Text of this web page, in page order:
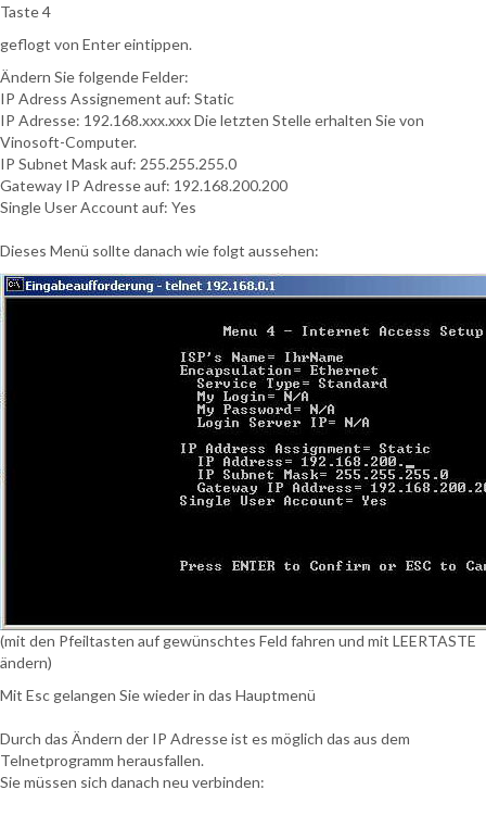
Taste 4
geflogt von Enter eintippen.
Ändern Sie folgende Felder:
IP Adress Assignement auf: Static
IP Adresse: 192.168.xxx.xxx Die letzten Stelle erhalten Sie von
Vinosoft-Computer.
IP Subnet Mask auf: 255.255.255.0
Gateway IP Adresse auf: 192.168.200.200
Single User Account auf: Yes
Dieses Menü sollte danach wie folgt aussehen:
(mit den Pfeiltasten auf gewünschtes Feld fahren und mit LEERTASTE
ändern)
Mit Esc gelangen Sie wieder in das Hauptmenü
Durch das Ändern der IP Adresse ist es möglich das aus dem
Telnetprogramm herausfallen.
Sie müssen sich danach neu verbinden: